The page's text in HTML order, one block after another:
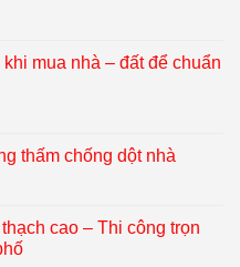
mua nhà – đất để chuẩn
thấm chống dột nhà
cao – Thi công trọn